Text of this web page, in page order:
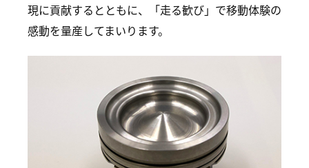
現に貢献するとともに、「走る歓び」で移動体験の
感動を量産してまいります。